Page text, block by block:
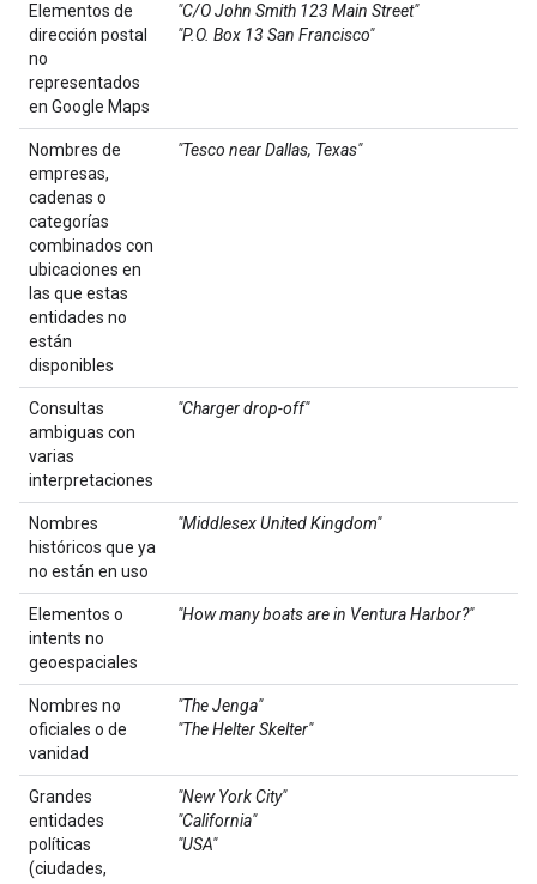
Elementos de
dirección postal
no
representados
en Google Maps
"C/O John Smith 123 Main Street"
"P.O. Box 13 San Francisco"
Nombres de
empresas,
cadenas o
categorías
combinados con
ubicaciones en
las que estas
entidades no
están
disponibles
"Tesco near Dallas, Texas"
Consultas
ambiguas con
varias
interpretaciones
"Charger drop-off"
Nombres
históricos que ya
no están en uso
"Middlesex United Kingdom"
Elementos o
intents no
geoespaciales
"How many boats are in Ventura Harbor?"
Nombres no
oficiales o de
vanidad
"The Jenga"
"The Helter Skelter"
Grandes
entidades
políticas
(ciudades,
"New York City"
"California"
"USA"